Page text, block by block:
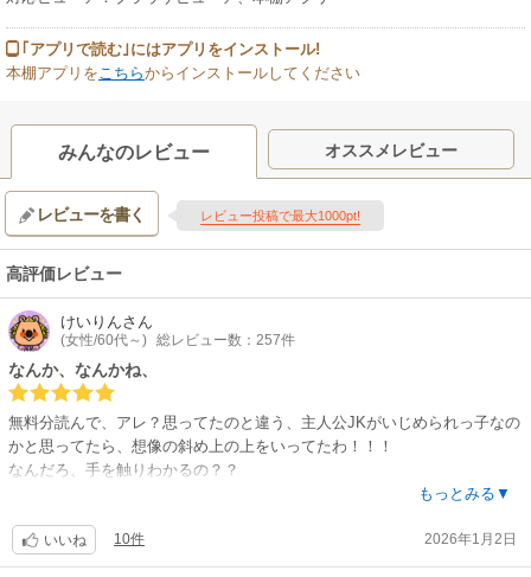
｢アプリで読む｣にはアプリをインストール!
本棚アプリを こちらからインストールしてください
みんなのレビュー オススメレビュー
レビューを書く レビュー投稿で最大1000pt!
高評価レビュー
けいりんさん
(女性/60代～) 総レビュー数：257件
なんか、なんかね、
無料分読んで、アレ？思ってたのと違う、主人公JKがいじめられっ子なの
かと思ってたら、想像の斜め上の上をいってたわ！！！
なんだろ、手を触りわかるの？？
いろんなミステリーだとか読んでるけど、またまた、新手の攻めが出てき
ついつい新作まで読んだ！
なるほど！！
もっとみる▼
いいね 10件 2026年1月2日